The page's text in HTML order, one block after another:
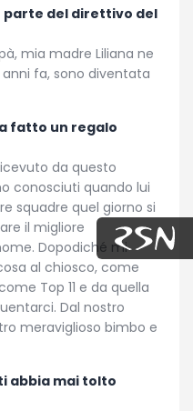
parte del direttivo del
mia madre Liliana ne
fa, sono diventata
fatto un regalo
da questo
conosciuti quando lui
squadre quel giorno si
il migliore
Dopodiché mi
al chiosco, come
Top 11 e da quella
Dal nostro
meraviglioso bimbo e
abbia mai tolto